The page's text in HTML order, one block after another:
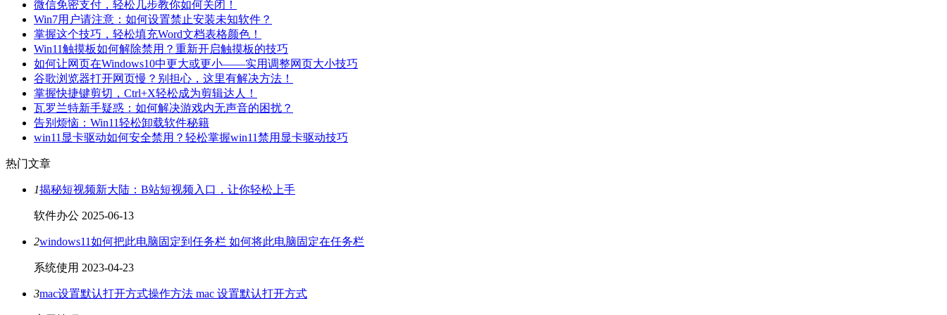
微信免密支付，轻松几步教你如何关闭！
Win7用户请注意：如何设置禁止安装未知软件？
掌握这个技巧，轻松填充Word文档表格颜色！
Win11触摸板如何解除禁用？重新开启触摸板的技巧
如何让网页在Windows10中更大或更小——实用调整网页大小技巧
谷歌浏览器打开网页慢？别担心，这里有解决方法！
掌握快捷键剪切，Ctrl+X轻松成为剪辑达人！
瓦罗兰特新手疑惑：如何解决游戏内无声音的困扰？
告别烦恼：Win11轻松卸载软件秘籍
win11显卡驱动如何安全禁用？轻松掌握win11禁用显卡驱动技巧
热门文章
1揭秘短视频新大陆：B站短视频入口，让你轻松上手
软件办公 2025-06-13
2windows11如何把此电脑固定到任务栏 如何将此电脑固定在任务栏
系统使用 2023-04-23
3mac设置默认打开方式操作方法 mac 设置默认打开方式